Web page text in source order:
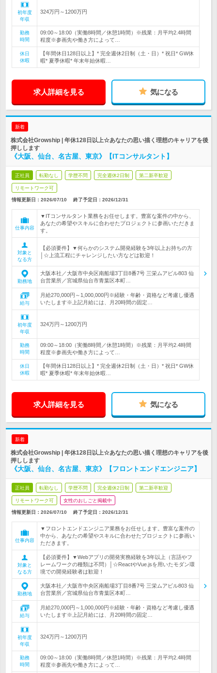
初年度
年収
324万円～1200万円
勤務
時間
09:00～18:00（実働8時間／休憩1時間）※残業：月平均2.4時間
程度※参画先や働き方によって…
休日
休暇
【年間休日128日以上】* 完全週休2日制（土・日）* 祝日* GW休
暇* 夏季休暇* 年末年始休暇…
求人詳細を見る 気になる
新着
株式会社Growship | 年休128日以上☆あなたの思い描く理想のキャリアを後
押しします
《大阪、仙台、名古屋、東京》【ITコンサルタント】
正社員 転勤なし 学歴不問 完全週休2日制 第二新卒歓迎
リモートワーク可
情報更新日：2026/07/10 終了予定日： 2026/12/31
仕事内容
▼ITコンサルタント業務をお任せします。豊富な案件の中から、
あなたの希望やスキルに合わせたプロジェクトに参画いただきま
す。
対象と
なる方
【必須要件】▼何らかのシステム開発経験を3年以上お持ちの方
│☆上流工程にチャレンジしたい方などは歓迎！
勤務地
大阪本社／大阪市中央区南船場3丁目8番7号 三栄ムアビル803 仙
台営業所／宮城県仙台市青葉区本町…
給与
月給270,000円～1,000,000円※経験・年齢・資格など考慮し優遇
いたします※上記月給には、月20時間の固定…
初年度
年収
324万円～1200万円
勤務
時間
09:00～18:00（実働8時間／休憩1時間）※残業：月平均2.4時間
程度※参画先や働き方によって…
休日
休暇
【年間休日128日以上】* 完全週休2日制（土・日）* 祝日* GW休
暇* 夏季休暇* 年末年始休暇…
求人詳細を見る 気になる
新着
株式会社Growship | 年休128日以上☆あなたの思い描く理想のキャリアを後
押しします
《大阪、仙台、名古屋、東京》【フロントエンドエンジニア】
正社員 転勤なし 学歴不問 完全週休2日制 第二新卒歓迎
リモートワーク可 女性のおしごと掲載中
情報更新日：2026/07/10 終了予定日： 2026/12/31
仕事内容
▼フロントエンドエンジニア業務をお任せします。豊富な案件の
中から、あなたの希望やスキルに合わせたプロジェクトに参画い
ただきます。
対象と
なる方
【必須要件】▼Webアプリの開発実務経験を3年以上（言語やフ
レームワークの種類は不問）│☆ReactやVue.jsを用いたモダン環
境での開発経験者は歓迎！
勤務地
大阪本社／大阪市中央区南船場3丁目8番7号 三栄ムアビル803 仙
台営業所／宮城県仙台市青葉区本町…
給与
月給270,000円～1,000,000円※経験・年齢・資格など考慮し優遇
いたします※上記月給には、月20時間の固定…
初年度
年収
324万円～1200万円
勤務
時間
09:00～18:00（実働8時間／休憩1時間）※残業：月平均2.4時間
程度※参画先や働き方によって…